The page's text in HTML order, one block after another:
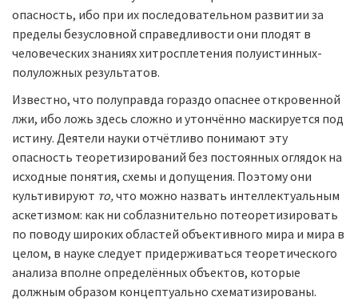
опасность, ибо при их последовательном развитии за
пре­делы безусловной справедливости они плодят в
человеческих зна­ниях хитросплетения полуистинных-
полуложных результатов.
Известно, что полуправда гораздо опаснее откровенной
лжи, ибо ложь здесь сложно и утончённо маскируется под
истину. Деятели науки отчётливо понимают эту
опасность теоретизирований без по­стоянных оглядок на
исходные понятия, схемы и допущения. Поэто­му они
культивируют то,что можно назвать интеллектуальным
аскетизмом: как ни соблазнительно потеоретизировать
по поводу широких областей объективного мира и мира в
целом, в науке сле­дует придерживаться теоретического
анализа вполне определён­ных объектов, которые
должным образом концептуально схемати­зированы.